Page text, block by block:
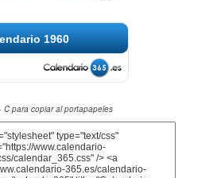
1960
C para copiar al portapapeles